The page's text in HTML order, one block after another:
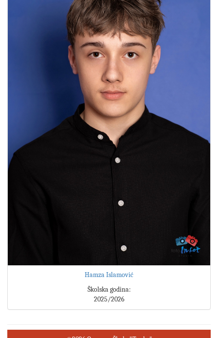
Hamza Islamović
Školska godina:
2025/2026